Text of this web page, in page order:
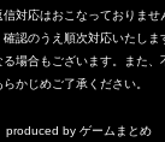
対応はおこなっておりませ
認のうえ順次対応いたしま
場合もございます。また
かじめご了承ください。
produced by ゲームまとめ